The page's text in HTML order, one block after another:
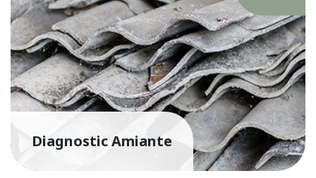
Diagnostic Amiante